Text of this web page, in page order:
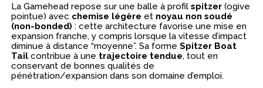
La Gamehead repose sur une balle à profilspitzer (ogive
pointue) avec chemise légère et noyau non soudé
(non-bonded) : cette architecture favorise une mise en
expansion franche, y compris lorsque la vitesse d’impact
diminue à distance “moyenne”. Sa formeSpitzer Boat
Tail contribue à une trajectoire tendue, tout en
conservant de bonnes qualités de
pénétration/expansion dans son domaine d’emploi.